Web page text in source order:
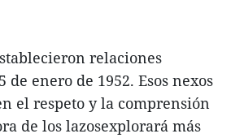
relaciones
de enero de 1952. Esos nexos
el respeto y la comprensión
de los lazosexplorará más